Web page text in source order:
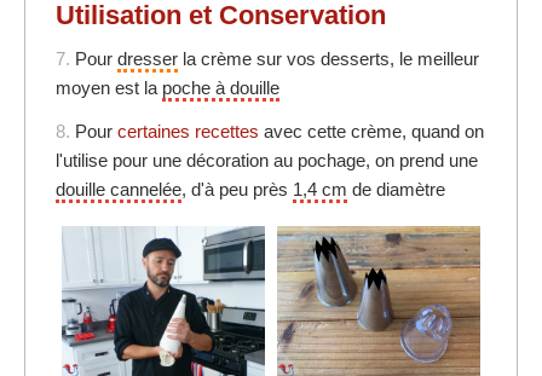
Utilisation et Conservation
7. Pour dresser la crème sur vos desserts, le meilleur
moyen est la poche à douille
8. Pour certaines recettes avec cette crème, quand on
l'utilise pour une décoration au pochage, on prend une
douille cannelée, d'à peu près 1,4 cm de diamètre